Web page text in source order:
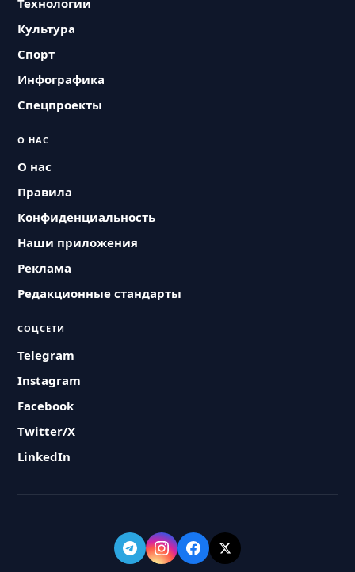
Технологии
Культура
Спорт
Инфографика
Спецпроекты
О НАС
О нас
Правила
Конфиденциальность
Наши приложения
Реклама
Редакционные стандарты
СОЦСЕТИ
Telegram
Instagram
Facebook
Twitter/X
LinkedIn